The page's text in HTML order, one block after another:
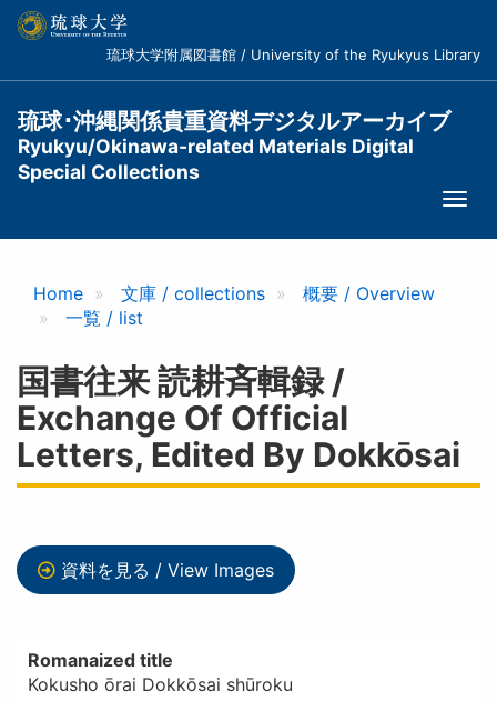
コ
琉球大学附属図書館 / University of the Ryukyus Library
琉球･沖縄関係貴重資料デジタルアーカイブ
Ryukyu/Okinawa-related Materials Digital
Special Collections
Home 文庫 / collections
概要 / Overview
一覧 / list
国書往来 読耕斉輯録 /
Exchange Of Official
Letters, Edited By Dokkōsai
資料を見る / View Images
Romanaized title
Kokusho ōrai Dokkōsai shūroku